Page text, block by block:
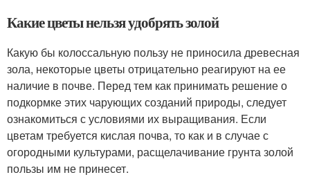
Какие цветы нельзя удобрять золой
Какую бы колоссальную пользу не приносила древесная
зола, некоторые цветы отрицательно реагируют на ее
наличие в почве. Перед тем как принимать решение о
подкормке этих чарующих созданий природы, следует
ознакомиться с условиями их выращивания. Если
цветам требуется кислая почва, то как и в случае с
огородными культурами, расщелачивание грунта золой
пользы им не принесет.